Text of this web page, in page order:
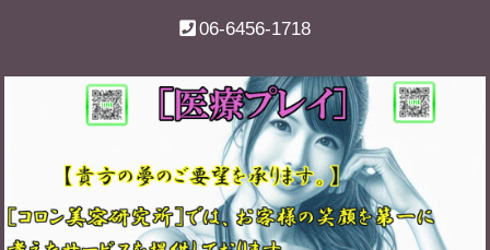
06-6456-1718